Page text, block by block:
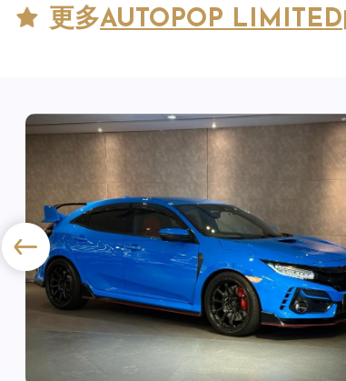
更多AUTOPOP LIMITED